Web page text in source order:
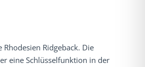
Ridgeback. Die
eine Schlüsselfunktion in der